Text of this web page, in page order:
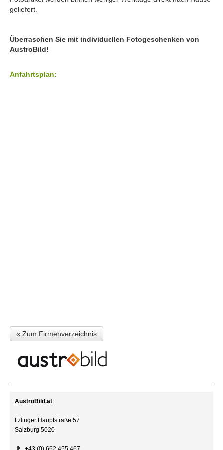
geliefert.
Überraschen Sie mit individuellen Fotogeschenken von
AustroBild!
Anfahrtsplan:
« Zum Firmenverzeichnis
AustroBild.at
Itzlinger Hauptstraße 57
Salzburg 5020
+43 (0) 662 455 467